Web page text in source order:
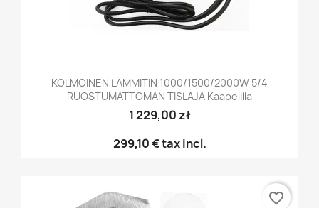
KOLMOINEN LÄMMITIN 1000/1500/2000W 5/4
RUOSTUMATTOMAN TISLAJA Kaapelilla
1 229,00 zł
299,10 €tax incl.
favorite_border